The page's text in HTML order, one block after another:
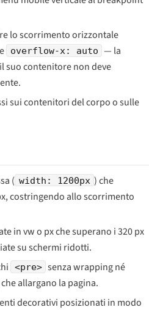
lo scorrimento orizzontale
overflow-x: auto — la
suo contenitore non deve
sui contenitori del corpo o sulle
( width: 1200px ) che
costringendo allo scorrimento
in vw o px che superano i 320 px
su schermi ridotti.
<pre> senza wrapping né
allargano la pagina.
decorativi posizionati in modo